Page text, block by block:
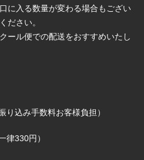
に入る数量が変わる場合もござい
ださい。
ール便での配送をおすすめいたし
り込み手数料お客様負担）
律330円）